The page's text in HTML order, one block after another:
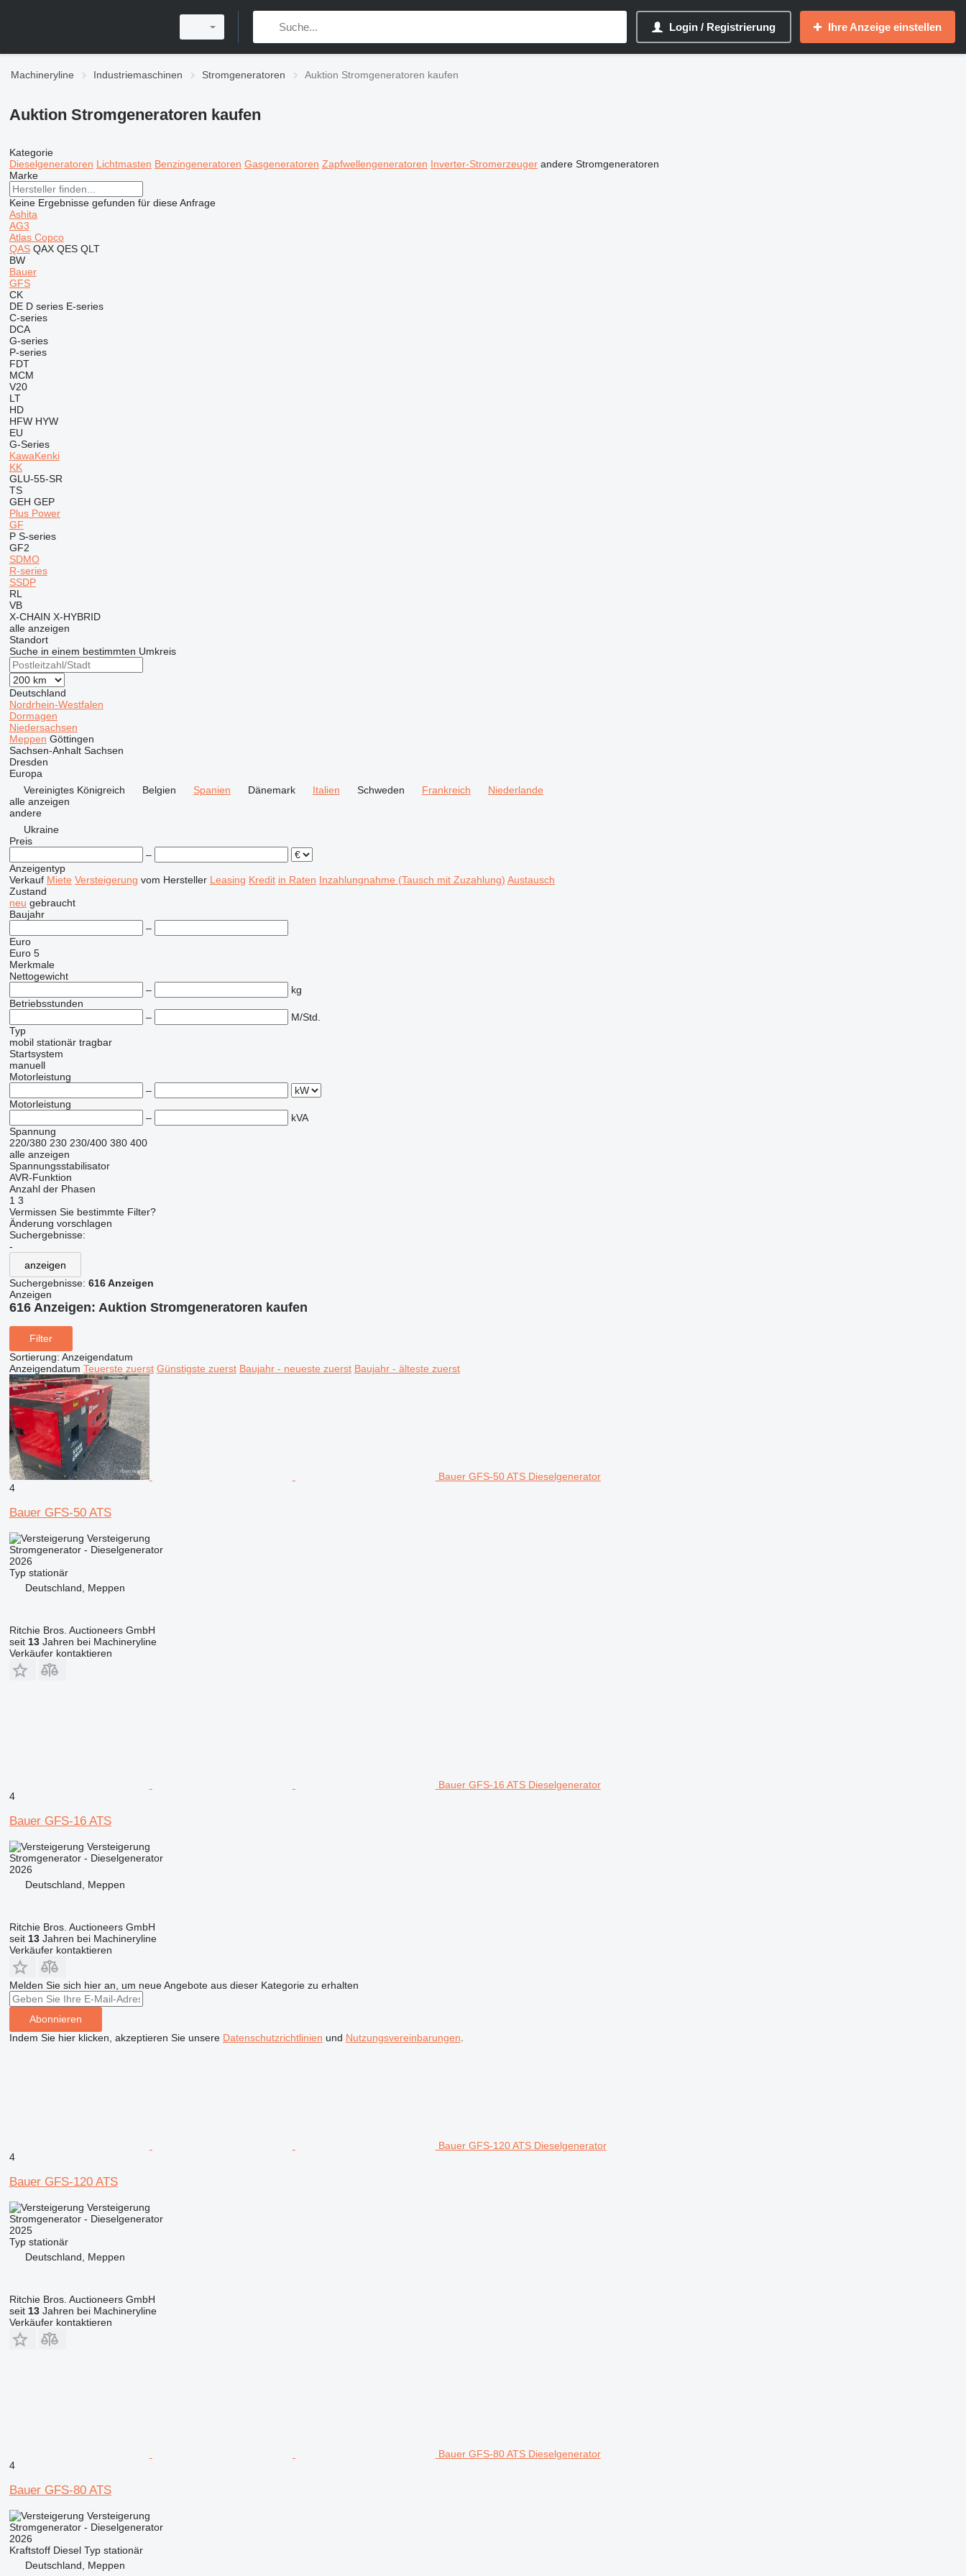
Login / Registrierung Ihre Anzeige einstellen
Machineryline Industriemaschinen Stromgeneratoren Auktion Stromgeneratoren kaufen
Auktion Stromgeneratoren kaufen
Kategorie
Dieselgeneratoren Lichtmasten Benzingeneratoren Gasgeneratoren Zapfwellengeneratoren Inverter-Stromerzeuger andere Stromgeneratoren
Marke
Keine Ergebnisse gefunden für diese Anfrage
Ashita
AG3
Atlas Copco
QAS QAX QES QLT
BW
Bauer
GFS
CK
DE D series E-series
C-series
DCA
G-series
P-series
FDT
MCM
V20
LT
HD
HFW HYW
EU
G-Series
KawaKenki
KK
GLU-55-SR
TS
GEH GEP
Plus Power
GF
P S-series
GF2
SDMO
R-series
SSDP
RL
VB
X-CHAIN X-HYBRID
alle anzeigen
Standort
Suche in einem bestimmten Umkreis
Deutschland
Nordrhein-Westfalen
Dormagen
Niedersachsen
Meppen Göttingen
Sachsen-Anhalt Sachsen
Dresden
Europa
Vereinigtes Königreich
Belgien Spanien Dänemark Italien Schweden Frankreich
Niederlande
alle anzeigen
andere
Ukraine
Preis
–
Anzeigentyp
Verkauf Miete Versteigerung vom Hersteller Leasing Kredit in Raten Inzahlungnahme (Tausch mit Zuzahlung) Austausch
Zustand
neu gebraucht
Baujahr
–
Euro
Euro 5
Merkmale
Nettogewicht
–
kg
Betriebsstunden
–
M/Std.
Typ
mobil stationär tragbar
Startsystem
manuell
Motorleistung
–
Motorleistung
–
kVA
Spannung
220/380 230 230/400 380 400
alle anzeigen
Spannungsstabilisator
AVR-Funktion
Anzahl der Phasen
1 3
Vermissen Sie bestimmte Filter?
Änderung vorschlagen
Suchergebnisse:
-
anzeigen
Suchergebnisse: 616 Anzeigen
Anzeigen
616 Anzeigen: Auktion Stromgeneratoren kaufen
Filter
Sortierung: Anzeigendatum
Anzeigendatum Teuerste zuerst Günstigste zuerst Baujahr - neueste zuerst Baujahr - älteste zuerst
Bauer GFS-50 ATS Dieselgenerator
4
Bauer GFS-50 ATS
Versteigerung
Stromgenerator - Dieselgenerator
2026
Typ stationär
Deutschland, Meppen
Ritchie Bros. Auctioneers GmbH
seit 13Jahren bei Machineryline
Verkäufer kontaktieren
Bauer GFS-16 ATS Dieselgenerator
4
Bauer GFS-16 ATS
Versteigerung
Stromgenerator - Dieselgenerator
2026
Deutschland, Meppen
Ritchie Bros. Auctioneers GmbH
seit 13Jahren bei Machineryline
Verkäufer kontaktieren
Melden Sie sich hier an, um neue Angebote aus dieser Kategorie zu erhalten
Abonnieren
Indem Sie hier klicken, akzeptieren Sie unsere Datenschutzrichtlinien und Nutzungsvereinbarungen
Bauer GFS-120 ATS Dieselgenerator
4
Bauer GFS-120 ATS
Versteigerung
Stromgenerator - Dieselgenerator
2025
Typ stationär
Deutschland, Meppen
Ritchie Bros. Auctioneers GmbH
seit 13Jahren bei Machineryline
Verkäufer kontaktieren
Bauer GFS-80 ATS Dieselgenerator
4
Bauer GFS-80 ATS
Versteigerung
Stromgenerator - Dieselgenerator
2026
Kraftstoff Diesel Typ stationär
Deutschland, Meppen